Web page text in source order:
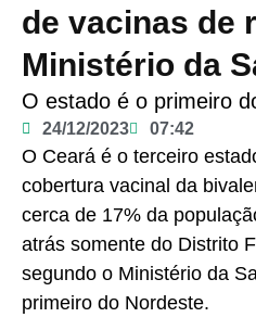
de vacinas de
Ministério da
O estado é o primeiro
24/12/2023 07:42
O Ceará é o terceiro
cobertura vacinal da
cerca de 17% da
atrás somente do Distrito
segundo o Ministério da
primeiro do Nordeste.